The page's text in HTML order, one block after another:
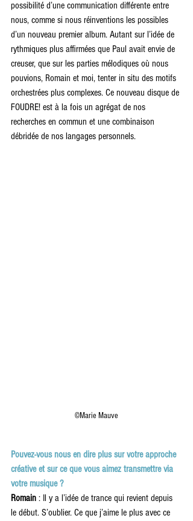
possibilité d’une communication différente entre
nous, comme si nous réinventions les possibles
d’un nouveau premier album. Autant sur l’idée de
rythmiques plus affirmées que Paul avait envie de
creuser, que sur les parties mélodiques où nous
pouvions, Romain et moi, tenter in situ des motifs
orchestrées plus complexes. Ce nouveau disque de
FOUDRE! est à la fois un agrégat de nos
recherches en commun et une combinaison
débridée de nos langages personnels.
©Marie Mauve
Pouvez-vous nous en dire plus sur votre approche
créative et sur ce que vous aimez transmettre via
votre musique ?
Romain : Il y a l’idée de trance qui revient depuis
le début. S’oublier. Ce que j’aime le plus avec ce